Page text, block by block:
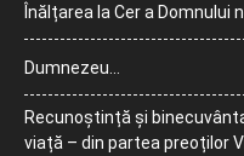
Înălțarea la Cer a Domnului
Dumnezeu…
Recunoștință și
viață – din partea preoților